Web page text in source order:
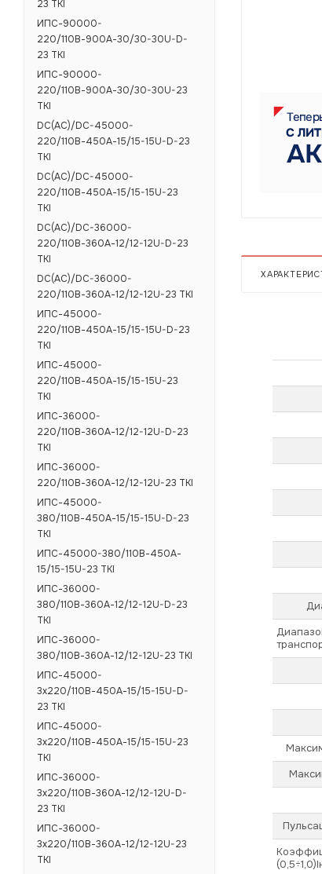
23 TKI
ИПС-90000-
220/110В-900А-30/30-30U-D-
23 TKI
ИПС-90000-
220/110В-900А-30/30-30U-23
TKI
DC(AC)/DC-45000-
220/110В-450А-15/15-15U-D-23
TKI
DC(AC)/DC-45000-
220/110В-450А-15/15-15U-23
TKI
DC(AC)/DC-36000-
220/110В-360А-12/12-12U-D-23
TKI
DC(AC)/DC-36000-
220/110В-360А-12/12-12U-23 TKI
ИПС-45000-
220/110В-450А-15/15-15U-D-23
TKI
ИПС-45000-
220/110В-450А-15/15-15U-23
TKI
ИПС-36000-
220/110В-360А-12/12-12U-D-23
TKI
ИПС-36000-
220/110В-360А-12/12-12U-23 TKI
ИПС-45000-
380/110В-450А-15/15-15U-D-23
TKI
ИПС-45000-380/110В-450А-
15/15-15U-23 TKI
ИПС-36000-
380/110В-360А-12/12-12U-D-23
TKI
ИПС-36000-
380/110В-360А-12/12-12U-23 TKI
ИПС-45000-
3х220/110В-450А-15/15-15U-D-
23 TKI
ИПС-45000-
3х220/110В-450А-15/15-15U-23
TKI
ИПС-36000-
3х220/110В-360А-12/12-12U-D-
23 TKI
ИПС-36000-
3х220/110В-360А-12/12-12U-23
TKI